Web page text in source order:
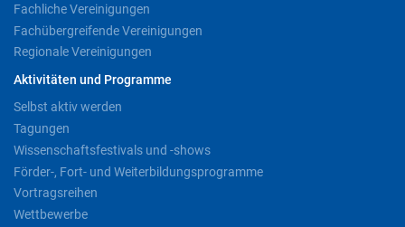
Fachliche Vereinigungen
Fachübergreifende Vereinigungen
Regionale Vereinigungen
Aktivitäten und Programme
Selbst aktiv werden
Tagungen
Wissenschaftsfestivals und -shows
Förder-, Fort- und Weiterbildungsprogramme
Vortragsreihen
Wettbewerbe